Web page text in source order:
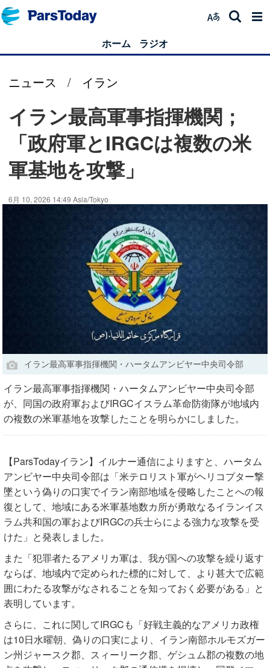
ホーム ラジオ
ニュース / イラン
イラン最高軍事指揮機関；
「政府軍とIRGCは複数の米
軍基地を攻撃」
6月 10, 2026 14:49 Asia/Tokyo
イラン最高軍事指揮機関・ハータムアンビヤー中央司令部
イラン最高軍事指揮機関・ハータムアンビヤー中央司令部
が、同国の政府軍およびIRGCイスラム革命防衛隊が地域内
の複数の米軍基地を攻撃したことを明らかにしました。
【ParsTodayイラン】イルナー通信によりますと、ハータム
アンビヤー中央司令部は「米テロリスト軍がヘリコプター撃
墜という偽りの口実でイラン南部地域を侵略したことへの報
復として、地域にある米軍基地数カ所が勇敢なるイランイス
ラム共和国の軍およびIRGCの兵士らによる強力な攻撃を受
けた」と発表しました。
また「犯罪者たるアメリカ軍は、我が国への攻撃を繰り返す
ならば、地域内で定められた標的に対して、より甚大で広範
囲にわたる攻撃がなされることを知っておく必要がある」と
表明しています。
さらに、これに関してIRGCも「好戦主義的なアメリカ政権
は10日水曜朝、偽りの口実により、イラン南部ホルモズガー
ン州ジャースク郡、スィーリーク郡、ゲシュム郡の複数の地